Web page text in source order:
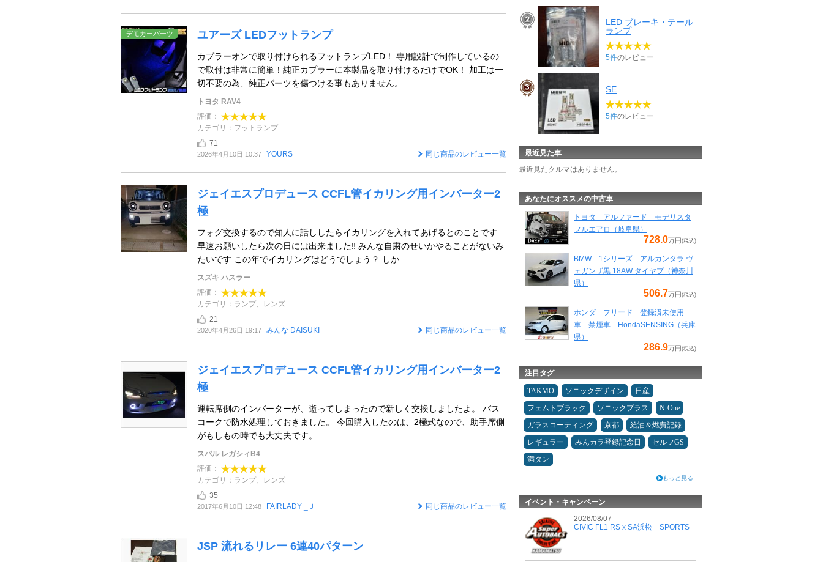
デモカーパーツ ユアーズ LEDフットランプ
カプラーオンで取り付けられるフットランプLED！ 専用設計で制作しているの
で取付は非常に簡単！純正カプラーに本製品を取り付けるだけでOK！ 加工は一
切不要の為、純正パーツを傷つける事もありません。 ...
トヨタ RAV4
評価：
カテゴリ：フットランプ
71
2026年4月10日 10:37 YOURS 同じ商品のレビュー一覧
ジェイエスプロデュース CCFL管イカリング用インバーター2
極
フォグ交換するので知人に話ししたらイカリングを入れてあげるとのことです
早速お願いしたら次の日には出来ました‼️ みんな自粛のせいかやることがないみ
たいです この年でイカリングはどうでしょう？ しか ...
スズキ ハスラー
評価：
カテゴリ：ランプ、レンズ
21
2020年4月26日 19:17 みんな DAISUKI 同じ商品のレビュー一覧
ジェイエスプロデュース CCFL管イカリング用インバーター2
極
運転席側のインバーターが、逝ってしまったので新しく交換しましたよ。 バス
コークで防水処理しておきました。 今回購入したのは、2極式なので、助手席側
がもしもの時でも大丈夫です。
スバル レガシィB4
評価：
カテゴリ：ランプ、レンズ
35
2017年6月10日 12:48 FAIRLADY _Ｊ 同じ商品のレビュー一覧
JSP 流れるリレー 6連40パターン
LED ブレーキ・テール
ランプ
5件のレビュー
SE
5件のレビュー
最近見た車
最近見たクルマはありません。
あなたにオススメの中古車
トヨタ アルファード モデリスタ
フルエアロ（岐阜県）
728.0万円(税込)
BMW 1シリーズ アルカンタラ ヴ
ェガンザ黒 18AW タイヤプ（神奈川
県）
506.7万円(税込)
ホンダ フリード 登録済未使用
車 禁煙車 HondaSENSING（兵庫
県）
286.9万円(税込)
注目タグ
TAKMO ソニックデザイン
日産
フェムトブラック
ソニックプラス
N-One
ガラスコーティング
京都
給油＆燃費記録
レギュラー
みんカラ登録記念日
セルフGS
満タン
もっと見る
イベント・キャンペーン
2026/08/07
CIVIC FL1 RS x SA浜松 SPORTS
...